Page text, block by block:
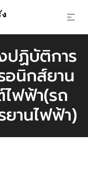
ปฏิบัติการ
อนิกส์ยาน
ฟฟ้า(รถ
ยานไฟฟ้า)